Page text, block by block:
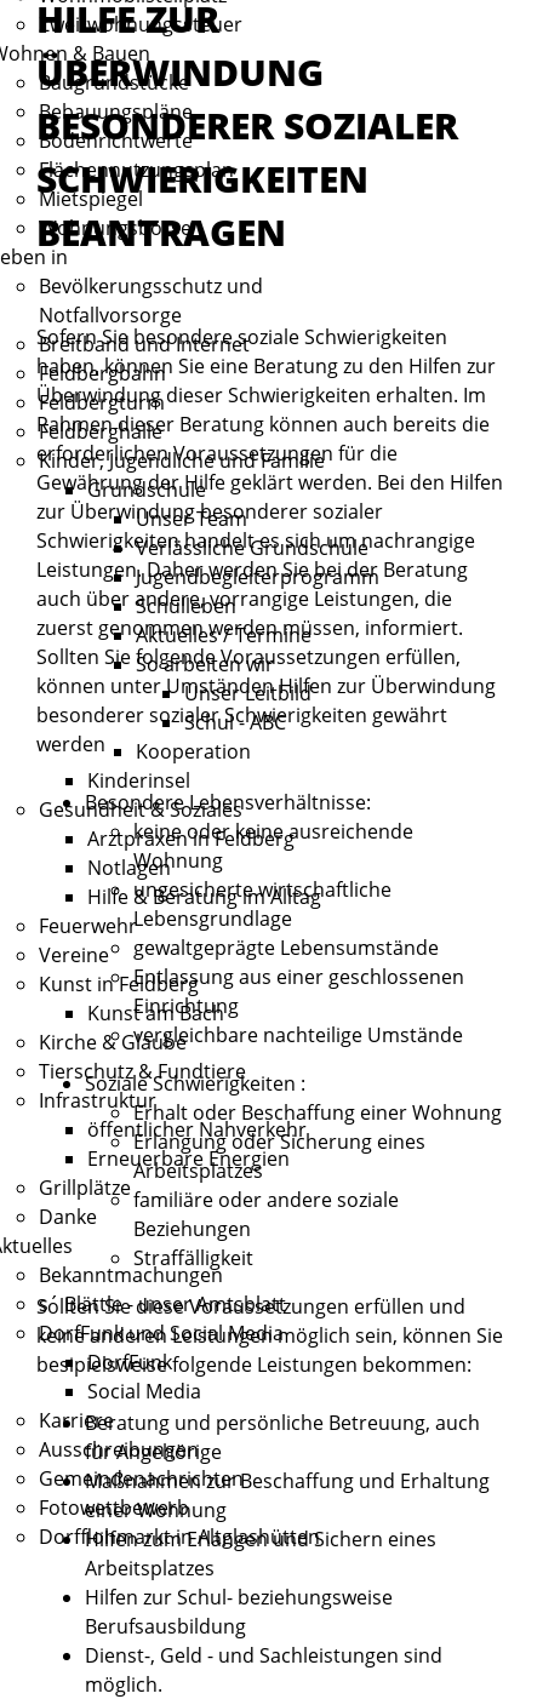
Zweitwohnungssteuer
& Bauen
Baugrundstücke
Bebauungspläne
Bodenrichtwerte
Flächennutzungsplan
Mietspiegel
Wohnungsbörse
in
Bevölkerungsschutz und
Notfallvorsorge
Breitband und Internet
Feldbergbahn
Feldbergturm
Feldberghalle
Kinder, Jugendliche und Familie
Grundschule
Unser Team
Verlässliche Grundschule
Jugendbegleiterprogramm
Schulleben
Aktuelles / Termine
So arbeiten wir
Unser Leitbild
Schul - ABC
Kooperation
Kinderinsel
Gesundheit & Soziales
Arztpraxen in Feldberg
Notlagen
Hilfe & Beratung im Alltag
Feuerwehr
Vereine
Kunst in Feldberg
Kunst am Bach
Kirche & Glaube
Tierschutz & Fundtiere
Infrastruktur
öffentlicher Nahverkehr
Erneuerbare Energien
Grillplätze
Danke
Bekanntmachungen
s´ Blättle - unser Amtsblatt
DorfFunk und Social Media
DorfFunk
Social Media
Karriere
Ausschreibungen
Gemeindenachrichten
Fotowettbewerb
Dorfflohmarkt in Altglashütten
HILFE ZUR
ÜBERWINDUNG
BESONDERER SOZIALER
SCHWIERIGKEITEN
BEANTRAGEN
Sofern Sie besondere soziale Schwierigkeiten
haben, können Sie eine Beratung zu den Hilfen zur
Überwindung dieser Schwierigkeiten erhalten. Im
Rahmen dieser Beratung können auch bereits die
erforderlichen Voraussetzungen für die
Gewährung der Hilfe geklärt werden. Bei den Hilfen
zur Überwindung besonderer sozialer
Schwierigkeiten handelt es sich um nachrangige
Leistungen. Daher werden Sie bei der Beratung
auch über andere, vorrangige Leistungen, die
zuerst genommen werden müssen, informiert.
Sollten Sie folgende Voraussetzungen erfüllen,
können unter Umständen Hilfen zur Überwindung
besonderer sozialer Schwierigkeiten gewährt
werden
Besondere Lebensverhältnisse:
keine oder keine ausreichende
Wohnung
ungesicherte wirtschaftliche
Lebensgrundlage
gewaltgeprägte Lebensumstände
Entlassung aus einer geschlossenen
Einrichtung
vergleichbare nachteilige Umstände
Soziale Schwierigkeiten :
Erhalt oder Beschaffung einer Wohnung
Erlangung oder Sicherung eines
Arbeitsplatzes
familiäre oder andere soziale
Beziehungen
Straffälligkeit
Sollten Sie diese Voraussetzungen erfüllen und
keine anderen Leistungen möglich sein, können Sie
besipielsweise folgende Leistungen bekommen:
Beratung und persönliche Betreuung, auch
für Angehörige
Maßnahmen zur Beschaffung und Erhaltung
einer Wohnung
Hilfen zum Erlangen und Sichern eines
Arbeitsplatzes
Hilfen zur Schul- beziehungsweise
Berufsausbildung
Dienst-, Geld - und Sachleistungen sind
möglich.